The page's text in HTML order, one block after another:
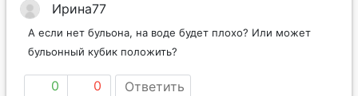
Ирина77
А если нет бульона, на воде будет плохо? Или может
бульонный кубик положить?
0 0 Ответить